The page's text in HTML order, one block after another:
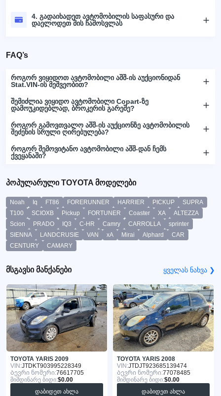
4. გადაიხადეთ ავტომობილის საფასური და
დაელოდეთ მის ჩამოსვლას
FAQ’s
როგორ ვიყიდოთ ავტომობილი აშშ-ის აუქციონიდან
Stat.VIN-ის მეშვეობით?
შემიძლია ვიყიდო ავტომობილი Copart-ზე
დამოუკიდებლად, ბროკერის გარეშე?
როგორ გამოვთვალო აშშ-ის აუქციონზე ავტომობილის
შეძენის სრული ღირებულება?
როგორ შემოვიტანო ავტომობილი აშშ-დან ჩემს
ქვეყანაში?
პოპულარული TOYOTA მოდელები
Noah Iq FT86 FORERUNNER HARRIER PICKUP
SUPRA
T100
SCIOXB Pickup FORTUNER Coaster XA
ALTEZZA
Scion
PRADO IQ3 C-HR Camry CARROLLA
sprinter
SIENNA
LANDCRUSIE VAN xA Mirai Alphard
CAR
CENTURY
CAMARY
მსგავსი მანქანები ყველას ნახვა ❯
TOYOTA YARIS 2009
VIN:JTDKT903995228349
Ბევრი ნომერი:76617705
მიმდინარე ბიდი:$0.00
დაბიდეთ ახლა
TOYOTA YARIS 2008
VIN:JTDJT923685139474
Ბევრი ნომერი:77078485
მიმდინარე ბიდი:$0.00
დაბიდეთ ახლა